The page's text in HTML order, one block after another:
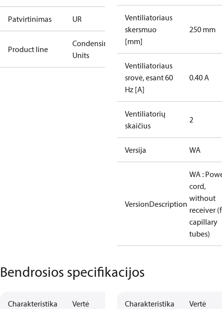
Patvirtinimas UR
Product line
Condensing
Units
Ventiliatoriaus
skersmuo
[mm]
250 mm
Ventiliatoriaus
srovė, esant 60
Hz [A]
0.40 A
Ventiliatorių
skaičius
2
Versija WA
VersionDescription
WA :
cord,
without
receiver
capillary
tubes)
Bendrosios specifikacijos
Charakteristika Vertė Charakteristika Vertė